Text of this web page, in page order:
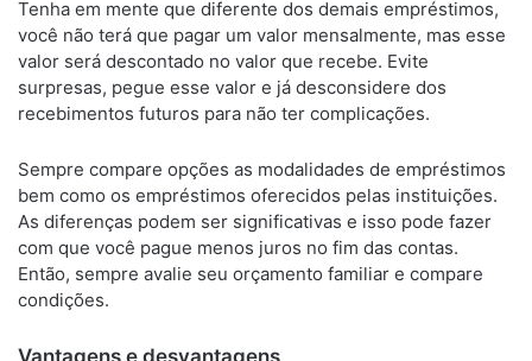
Tenha em mente que diferente dos demais empréstimos,
você não terá que pagar um valor mensalmente, mas esse
valor será descontado no valor que recebe. Evite
surpresas, pegue esse valor e já desconsidere dos
recebimentos futuros para não ter complicações.
Sempre compare opções as modalidades de empréstimos
bem como os empréstimos oferecidos pelas instituições.
As diferenças podem ser significativas e isso pode fazer
com que você pague menos juros no fim das contas.
Então, sempre avalie seu orçamento familiar e compare
condições.
Vantagens e desvantagens